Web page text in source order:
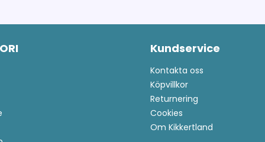
Kundservice
Kontakta oss
Köpvillkor
Returnering
Cookies
Om Kikkertland